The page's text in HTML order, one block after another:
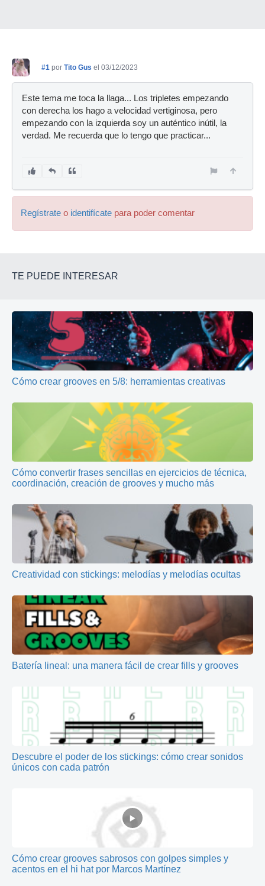
#1 por Tito Gus el 03/12/2023
Este tema me toca la llaga... Los tripletes empezando
con derecha los hago a velocidad vertiginosa, pero
empezando con la izquierda soy un auténtico inútil, la
verdad. Me recuerda que lo tengo que practicar...
Regístrate o identifícate para poder comentar
TE PUEDE INTERESAR
Cómo crear grooves en 5/8: herramientas creativas
Cómo convertir frases sencillas en ejercicios de técnica,
coordinación, creación de grooves y mucho más
Creatividad con stickings: melodías y melodías ocultas
Batería lineal: una manera fácil de crear fills y grooves
Descubre el poder de los stickings: cómo crear sonidos
únicos con cada patrón
Cómo crear grooves sabrosos con golpes simples y
acentos en el hi hat por Marcos Martínez